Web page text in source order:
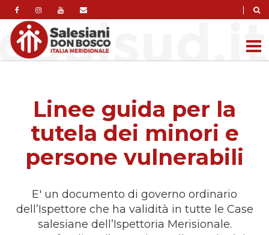
|
Linee guida per la
tutela dei minori e
persone vulnerabili
E' un documento di governo ordinario
dell’Ispettore che ha validità in tutte le Case
salesiane dell’Ispettoria Merisionale.